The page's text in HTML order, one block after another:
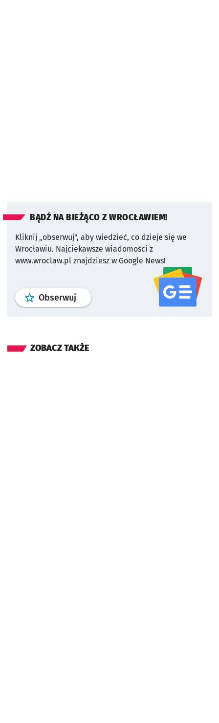
BĄDŹ NA BIEŻĄCO Z WROCŁAWIEM!
Kliknij „obserwuj”, aby wiedzieć, co dzieje się we
Wrocławiu. Najciekawsze wiadomości z
www.wroclaw.pl znajdziesz w Google News!
Obserwuj profil serwisu
ZOBACZ TAKŻE